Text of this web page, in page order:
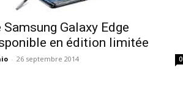
Samsung Galaxy Edge
en édition limitée
- 26 septembre 2014 0